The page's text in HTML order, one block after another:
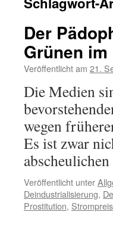
Der
Grünen
Veröffentlicht am 21.
Die Medien
wegen
Es ist zwar
Veröffentlicht unter
Deindustrialisierung,
Prostitution,